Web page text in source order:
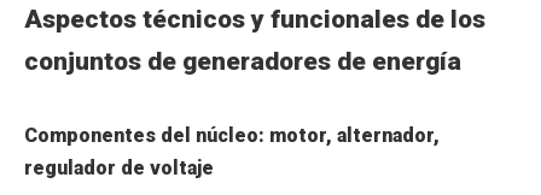
Aspectos técnicos y funcionales de los
conjuntos de generadores de energía
Componentes del núcleo: motor, alternador,
regulador de voltaje